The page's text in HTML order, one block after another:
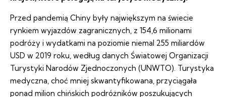
Przed pandemią Chiny były największym na świecie
rynkiem wyjazdów zagranicznych, z 154,6 milionami
podróży i wydatkami na poziomie niemal 255 miliardów
USD w 2019 roku, według danych Światowej Organizacji
Turystyki Narodów Zjednoczonych (UNWTO). Turystyka
medyczna, choć mniej skwantyfikowana, przyciągała
ponad milion chińskich podróżników poszukujących